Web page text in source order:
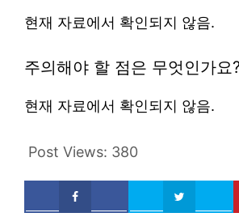
현재 자료에서 확인되지 않음.
주의해야 할 점은 무엇인가요?
현재 자료에서 확인되지 않음.
Post Views: 380